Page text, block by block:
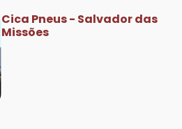
Cica Pneus - Salvador das
Missões